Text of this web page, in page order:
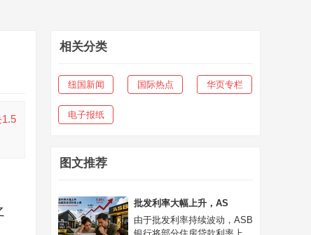
相关分类
纽国新闻 国际热点 华页专栏
电子报纸
图文推荐
批发利率大幅上升，AS
由于批发利率持续波动，ASB